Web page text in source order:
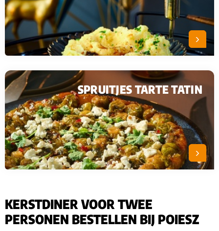
SPRUITJES TARTE TATIN
KERSTDINER VOOR TWEE
PERSONEN BESTELLEN BIJ POIESZ